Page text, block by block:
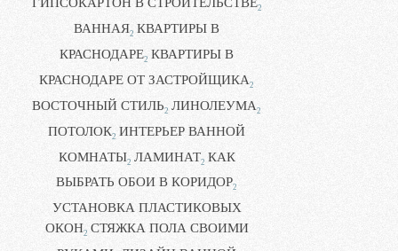
2
ВАННАЯ2 КВАРТИРЫ В
КРАСНОДАРЕ2 КВАРТИРЫ В
КРАСНОДАРЕ ОТ ЗАСТРОЙЩИКА2
ВОСТОЧНЫЙ СТИЛЬ2 ЛИНОЛЕУМА2
ПОТОЛОК2 ИНТЕРЬЕР ВАННОЙ
КОМНАТЫ2 ЛАМИНАТ2 КАК
ВЫБРАТЬ ОБОИ В КОРИДОР2
УСТАНОВКА ПЛАСТИКОВЫХ
ОКОН2 СТЯЖКА ПОЛА СВОИМИ